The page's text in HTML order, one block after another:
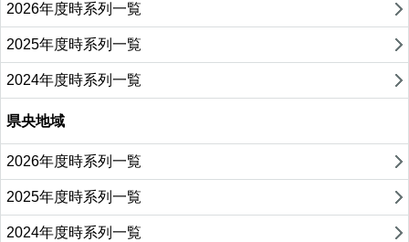
2026年度時系列一覧
2025年度時系列一覧
2024年度時系列一覧
県央地域
2026年度時系列一覧
2025年度時系列一覧
2024年度時系列一覧